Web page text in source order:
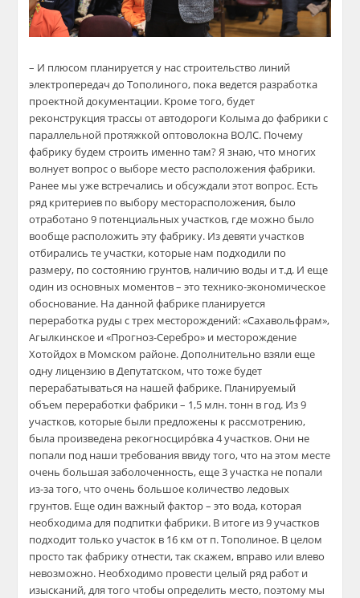
– И плюсом планируется у нас строительство линий
электропередач до Тополиного, пока ведется разработка
проектной документации. Кроме того, будет
реконструкция трассы от автодороги Колыма до фабрики с
параллельной протяжкой оптоволокна ВОЛС. Почему
фабрику будем строить именно там? Я знаю, что многих
волнует вопрос о выборе место расположения фабрики.
Ранее мы уже встречались и обсуждали этот вопрос. Есть
ряд критериев по выбору месторасположения, было
отработано 9 потенциальных участков, где можно было
вообще расположить эту фабрику. Из девяти участков
отбирались те участки, которые нам подходили по
размеру, по состоянию грунтов, наличию воды и т.д. И еще
один из основных моментов – это технико-экономическое
обоснование. На данной фабрике планируется
переработка руды с трех месторождений: «Сахавольфрам»,
Агылкинское и «Прогноз-Серебро» и месторождение
Хотойдох в Момском районе. Дополнительно взяли еще
одну лицензию в Депутатском, что тоже будет
перерабатываться на нашей фабрике. Планируемый
объем переработки фабрики – 1,5 млн. тонн в год. Из 9
участков, которые были предложены к рассмотрению,
была произведена рекогносциро́вка 4 участков. Они не
попали под наши требования ввиду того, что на этом месте
очень большая заболоченность, еще 3 участка не попали
из-за того, что очень большое количество ледовых
грунтов. Еще один важный фактор – это вода, которая
необходима для подпитки фабрики. В итоге из 9 участков
подходит только участок в 16 км от п. Тополиное. В целом
просто так фабрику отнести, так скажем, вправо или влево
невозможно. Необходимо провести целый ряд работ и
изысканий, для того чтобы определить место, поэтому мы